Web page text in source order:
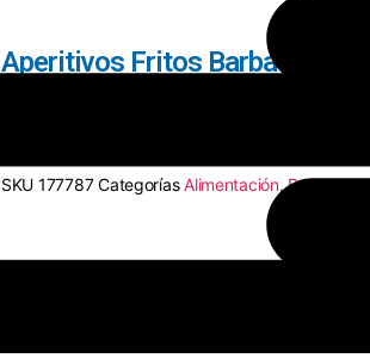
Aperitivos Fritos Barbacoa
SKU 177787Categorías Alimentación,Productos